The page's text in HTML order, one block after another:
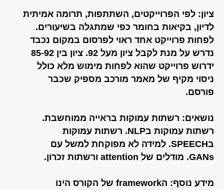
ציון: לפי הפרוייקטים, השתתפות, תרומה אמיתית
לדיון, בקיאות בחומר כפי שמתגלה בשיעורים.
לפחות פרוייקט אחד ראוי לפרסום במקום נכבד
נדרש על מנת לקבל ציון מעל 92. ציון בין 85-92
ידרוש פרוייקט שהוא לפחות מימוש מלא כולל
ניסוי מקיף של מאמר מורכב מספיק שכבר
פורסם.
נושאים: רשתות עמוקות בראייה ממוחשבת.
רשתות עמוקות בNLP. רשתות עמוקות
בSPEECH. למידה לא מפוקחת למשל עם
GANs. מודלים של attention ורשתות זכרון.
מידע נוסף: הframework של הקורס הינו